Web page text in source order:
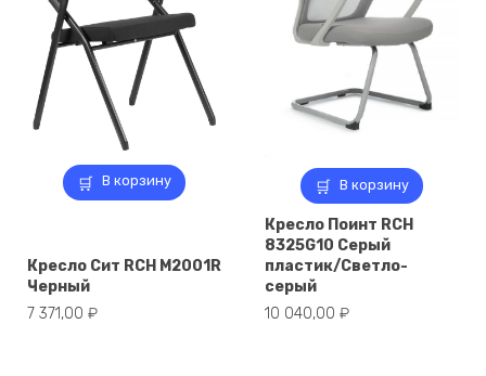
В корзину
Кресло Сит RCH M2001R
Черный
7 371,00 ₽
В корзину
Кресло Поинт RCH
8325G10 Серый
пластик/Светло-
серый
10 040,00 ₽